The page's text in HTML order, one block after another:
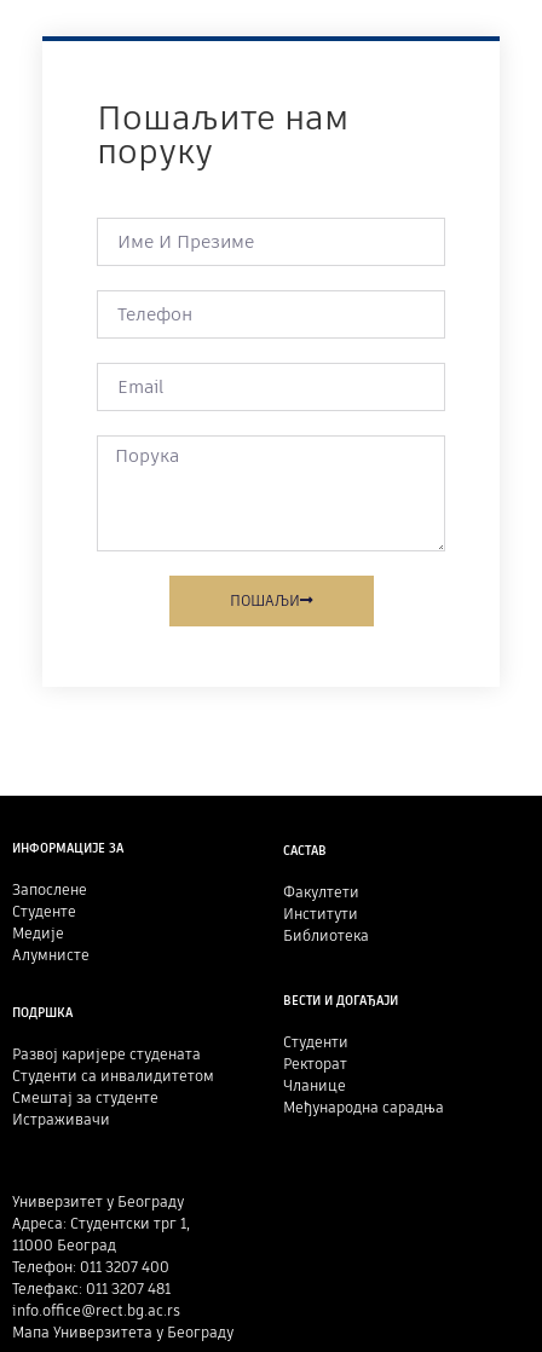
Пошаљите нам
поруку
ПОШАЉИ
ИНФОРМАЦИЈЕ ЗА
Запослене
Студенте
Медије
Алумнисте
САСТАВ
Факултети
Институти
Библиотека
ПОДРШКА
Развој каријере студената
Студенти са инвалидитетом
Смештај за студенте
Истраживачи
ВЕСТИ И ДОГАЂАЈИ
Студенти
Ректорат
Чланице
Међународна сарадња
Универзитет у Београду
Адреса: Студентски трг 1,
11000 Београд
Телефон: 011 3207 400
Телефакс: 011 3207 481
info.office@rect.bg.ac.rs
Мапа Универзитета у Београду